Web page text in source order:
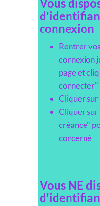
Vous
connexion
Rentrer
connexion
page et
connecter"
Cliquer sur
Cliquer
créance"
concerné
Vous NE